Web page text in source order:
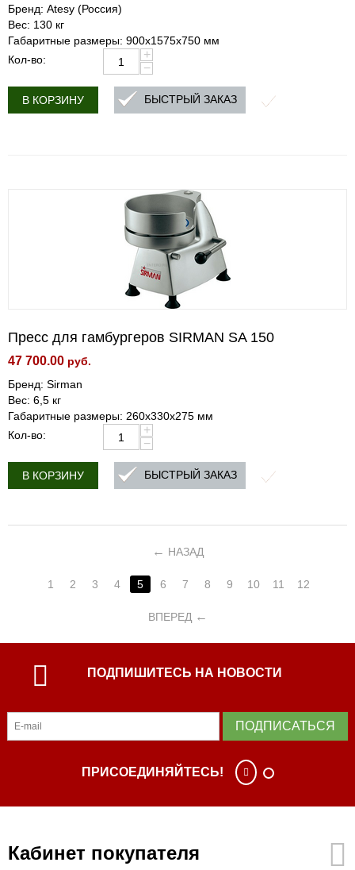
Бренд: Atesy (Россия)
Вес: 130 кг
Габаритные размеры: 900х1575х750 мм
Кол-во:
+
−
В КОРЗИНУ БЫСТРЫЙ ЗАКАЗ
Пресс для гамбургеров SIRMAN SA 150
47 700.00 руб.
Бренд: Sirman
Вес: 6,5 кг
Габаритные размеры: 260х330х275 мм
Кол-во:
+
−
В КОРЗИНУ БЫСТРЫЙ ЗАКАЗ
НАЗАД
1 2 3 4 5 6 7 8 9 10 11 12
ВПЕРЕД
ПОДПИШИТЕСЬ НА НОВОСТИ
ПОДПИСАТЬСЯ
ПРИСОЕДИНЯЙТЕСЬ!
Кабинет покупателя